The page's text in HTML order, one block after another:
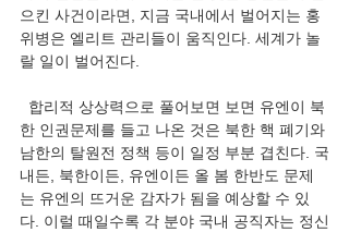
으킨 사건이라면, 지금 국내에서 벌어지는 홍
위병은 엘리트 관리들이 움직인다. 세계가 놀
랄 일이 벌어진다.
한 인권문제를 들고 나온 것은 북한 핵 폐기와
남한의 탈원전 정책 등이 일정 부분 겹친다. 국
내든, 북한이든, 유엔이든 올 봄 한반도 문제
는 유엔의 뜨거운 감자가 됨을 예상할 수 있
다. 이럴 때일수록 각 분야 국내 공직자는 정신